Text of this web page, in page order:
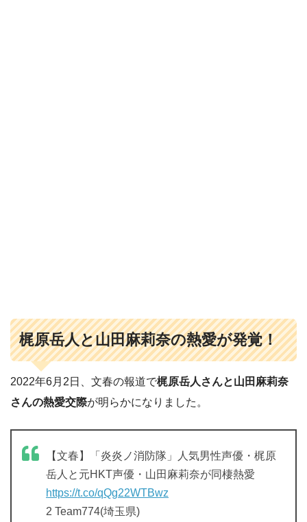
梶原岳人と山田麻莉奈の熱愛が発覚！
2022年6月2日、文春の報道で梶原岳人さんと山田麻莉奈
さんの熱愛交際が明らかになりました。
【文春】「炎炎ノ消防隊」人気男性声優・梶原
岳人と元HKT声優・山田麻莉奈が同棲熱愛
https://t.co/qQg22WTBwz
2 Team774(埼玉県)